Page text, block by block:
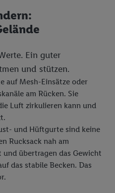
Ein guter
und stützen.
auf Mesh-Einsätze oder
am Rücken. Sie
Luft zirkulieren kann und
und Hüftgurte sind keine
Rucksack nah am
übertragen das Gewicht
das stabile Becken. Das